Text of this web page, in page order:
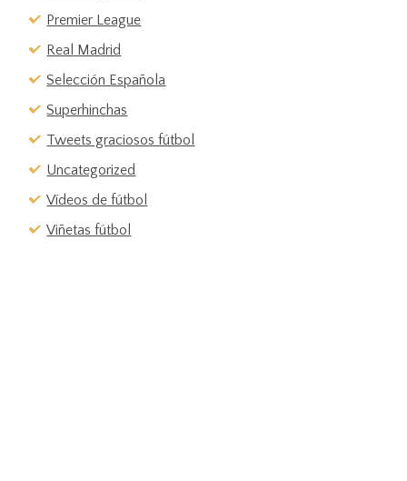
Premier League
Real Madrid
Selección Española
Superhinchas
Tweets graciosos fútbol
Uncategorized
Vídeos de fútbol
Viñetas fútbol